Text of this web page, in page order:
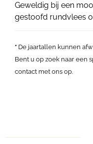
Geweldig bij een
gestoofd rundvlees
* De jaartallen kunnen
Bent u op zoek naar een
contact met ons op.